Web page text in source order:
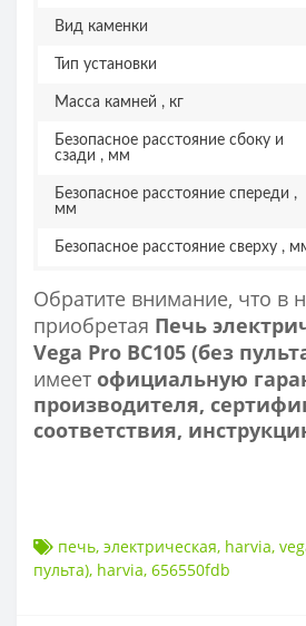
Вид каменки
Тип установки
Масса камней , кг
Безопасное расстояние сбоку и
сзади , мм
Безопасное расстояние спереди ,
мм
Безопасное расстояние сверху ,
Обратите внимание, что в
приобретая Печь
Vega Pro BC105 (без
имеет официальную
производителя,
соответствия,
печь, электрическая, harvia,
пульта), harvia, 656550fdb